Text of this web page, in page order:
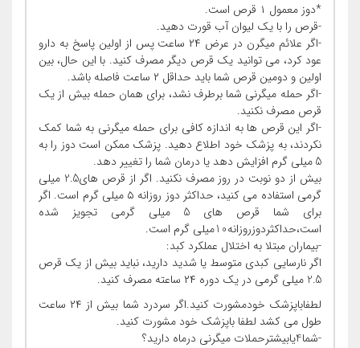
*دوز معمول ۱ قرص است.
-قرص را با یک لیوان آب قورت دهید.
-اگر علائم میگرن در عرض ۲۴ ساعت پس از اولین پاسخ به دارو
عود کرد، می توانید یک قرص دیگر مصرف کنید. با این حال، بین
اولین و دومین قرص شما باید حداقل ۲ ساعت فاصله باشد.
-اگر حمله میگرنی شما برطرف نشد، برای همان حمله بیش از یک
قرص مصرف نکنید.
-اگر این قرص ها به اندازه کافی برای حمله میگرنی به شما کمک
نکردند، به پزشک خود اطلاع دهید. پزشک ممکن است دوز را به
5 میلی گرم افزایش دهد یا درمان شما را تغییر دهد.
بیش از دو نوبت در روز مصرف نکنید. اگر از قرص های2.5 میلی
گرمی استفاده می کنید، حداکثر دوز روزانه ۵ میلی گرم است. اگر
برای شما قرص های 5 میلی گرمی تجویز شده
است،حداکثردوزروزانه10میلی گرم است.
-بیماران مبتلا به اختلال عملکرد کبد:
اگر نارسایی کبدی متوسط یا شدید دارید، نباید بیش از یک قرص
2.5 میلی گرمی در یک دوره ۲۴ ساعته مصرف کنید.
لطفاباپزشک خودمشورت کنید.اگر سردرد شما بیش از ۲۴ ساعت
طول می کشد لطفا باپزشک خود مشورت کنید.
-شما4یابیشترحملات میگرنی درماه دارید؟